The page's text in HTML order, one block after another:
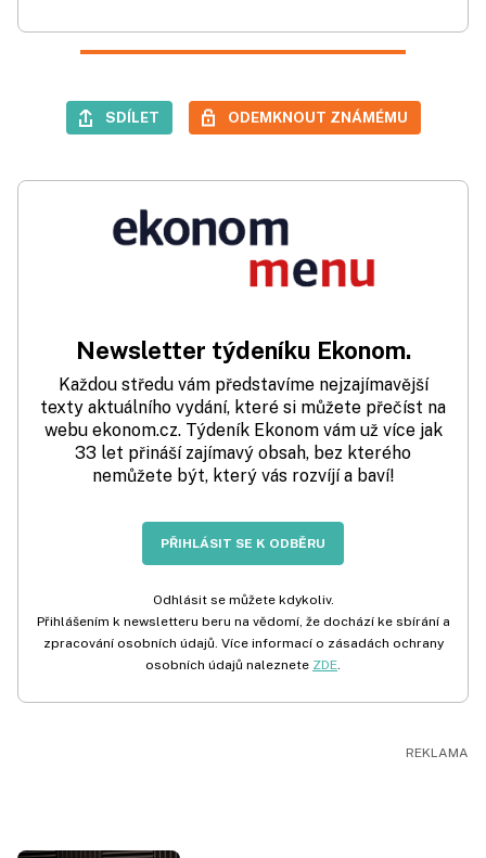
SDÍLET ODEMKNOUT ZNÁMÉMU
Newsletter týdeníku Ekonom.
Každou středu vám představíme nejzajímavější
texty aktuálního vydání, které si můžete přečíst na
webu ekonom.cz. Týdeník Ekonom vám už více jak
33 let přináší zajímavý obsah, bez kterého
nemůžete být, který vás rozvíjí a baví!
PŘIHLÁSIT SE K ODBĚRU
Odhlásit se můžete kdykoliv.
Přihlášením k newsletteru beru na vědomí, že dochází ke sbírání a
zpracování osobních údajů. Více informací o zásadách ochrany
osobních údajů naleznete ZDE.